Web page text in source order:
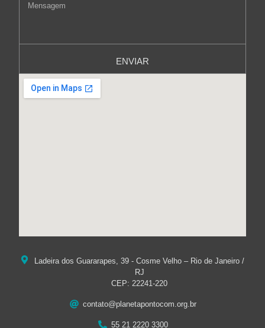
ENVIAR
Ladeira dos Guararapes, 39 - Cosme Velho – Rio de Janeiro /
RJ
CEP: 22241-220
contato@planetapontocom.org.br
55 21 2220 3300